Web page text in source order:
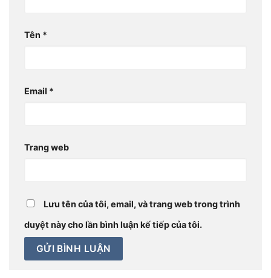
Tên *
Email *
Trang web
Lưu tên của tôi, email, và trang web trong trình
duyệt này cho lần bình luận kế tiếp của tôi.